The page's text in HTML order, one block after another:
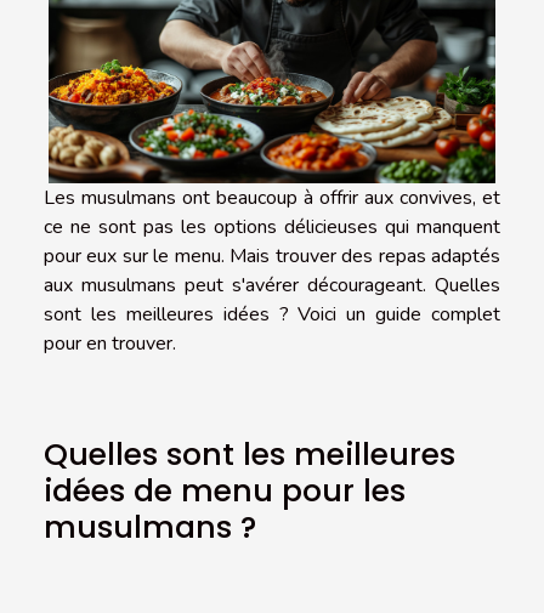
Les musulmans ont beaucoup à offrir aux convives, et
ce ne sont pas les options délicieuses qui manquent
pour eux sur le menu. Mais trouver des repas adaptés
aux musulmans peut s'avérer décourageant. Quelles
sont les meilleures idées ? Voici un guide complet
pour en trouver.
Quelles sont les meilleures
idées de menu pour les
musulmans ?